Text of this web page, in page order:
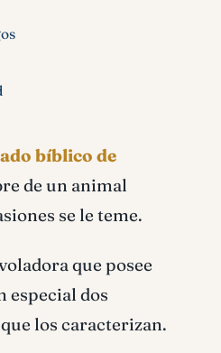
bíblico de
de un animal
se le teme.
que posee
especial dos
los caracterizan.